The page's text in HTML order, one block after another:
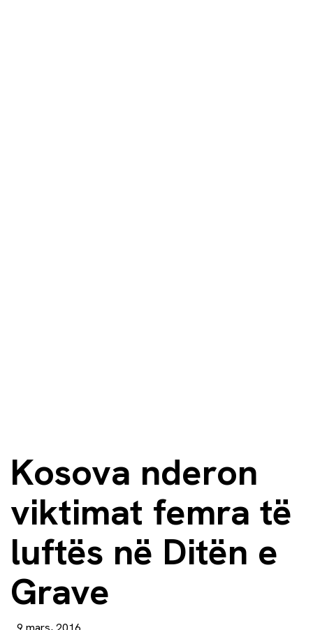
Kosova nderon
viktimat femra të
luftës në Ditën e
Grave